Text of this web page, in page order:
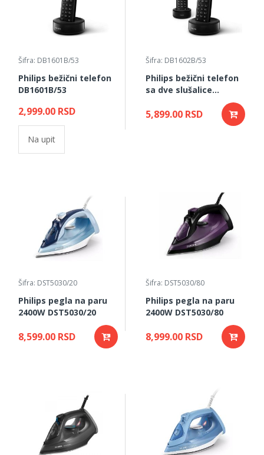
Šifra: DB1601B/53
Philips bežični telefon
DB1601B/53
2,999.00 RSD
Na upit
Šifra: DB1602B/53
Philips bežični telefon
sa dve slušalice
5,899.00 RSD
Šifra: DST5030/20
Philips pegla na paru
2400W DST5030/20
8,599.00 RSD
Šifra: DST5030/80
Philips pegla na paru
2400W DST5030/80
8,999.00 RSD